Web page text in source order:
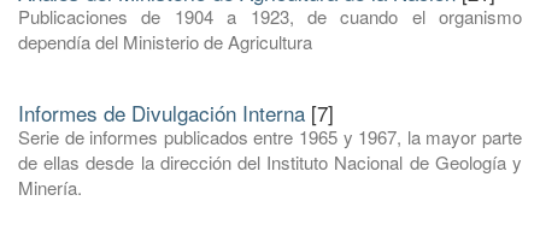
Publicaciones de 1904 a 1923, de cuando el organismo
dependía del Ministerio de Agricultura
Informes de Divulgación Interna [7]
Serie de informes publicados entre 1965 y 1967, la mayor parte
de ellas desde la dirección del Instituto Nacional de Geología y
Minería.